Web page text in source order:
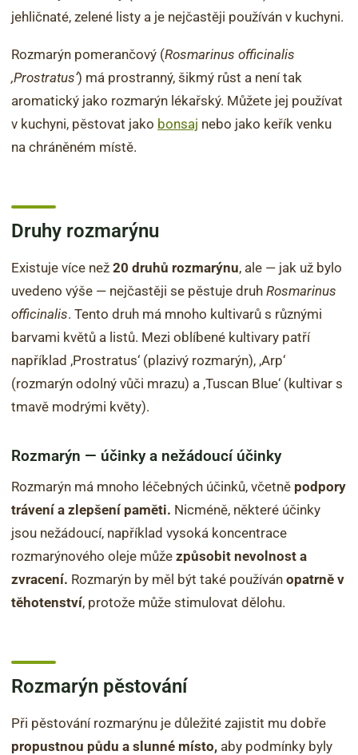
jehličnaté, zelené listy a je nejčastěji používán v kuchyni.
Rozmarýn pomerančový (Rosmarinus officinalis
‚Prostratus‘) má prostranný, šikmý růst a není tak
aromatický jako rozmarýn lékařský. Můžete jej používat
v kuchyni, pěstovat jako bonsaj nebo jako keřík venku
na chráněném místě.
Druhy rozmarýnu
Existuje více než 20 druhů rozmarýnu, ale — jak už bylo
uvedeno výše — nejčastěji se pěstuje druh Rosmarinus
officinalis. Tento druh má mnoho kultivarů s různými
barvami květů a listů. Mezi oblíbené kultivary patří
například ‚Prostratus‘ (plazivý rozmarýn), ‚Arp‘
(rozmarýn odolný vůči mrazu) a ‚Tuscan Blue‘ (kultivar s
tmavě modrými květy).
Rozmarýn — účinky a nežádoucí účinky
Rozmarýn má mnoho léčebných účinků, včetně podpory
trávení a zlepšení paměti. Nicméně, některé účinky
jsou nežádoucí, například vysoká koncentrace
rozmarýnového oleje může způsobit nevolnost a
zvracení. Rozmarýn by měl být také používán opatrně v
těhotenství, protože může stimulovat dělohu.
Rozmarýn pěstování
Při pěstování rozmarýnu je důležité zajistit mu dobře
propustnou půdu a slunné místo, aby podmínky byly